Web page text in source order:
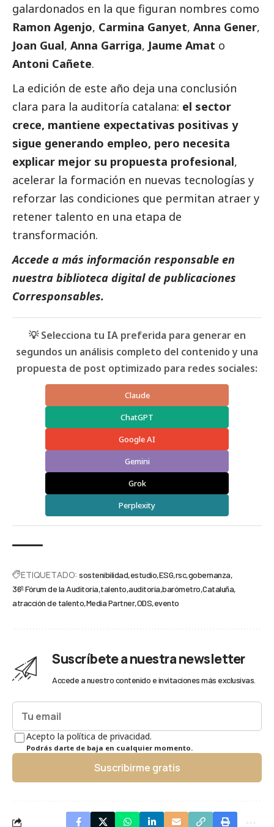
galardonados en la que figuran nombres como
Ramon Agenjo, Carmina Ganyet, Anna Gener,
Joan Gual, Anna Garriga, Jaume Amat o
Antoni Cañete.
La edición de este año deja una conclusión
clara para la auditoría catalana: el sector
crece, mantiene expectativas positivas y
sigue generando empleo, pero necesita
explicar mejor su propuesta profesional,
acelerar la formación en nuevas tecnologías y
reforzar las condiciones que permitan atraer y
retener talento en una etapa de
transformación.
Accede a más información responsable en
nuestra biblioteca digital de publicaciones
Corresponsables.
💡 Selecciona tu IA preferida para generar en
segundos un análisis completo del contenido y una
propuesta de post optimizado para redes sociales:
Claude
ChatGPT
Google AI
Gemini
Grok
Perplexity
ETIQUETADO: sostenibilidad estudio ESG rsc gobernanza
36º Fórum de la Auditoría talento auditoría barómetro Cataluña
atracción de talento Media Partner ODS evento
Suscríbete a nuestra newsletter
Accede a nuestro contenido e invitaciones más exclusivas.
Acepto la política de privacidad.
Podrás darte de baja en cualquier momento.
Suscribirme gratis